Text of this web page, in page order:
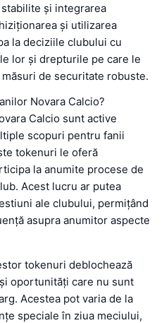
și integrarea
și utilizarea
la deciziile clubului cu
lor și drepturile pe care le
de securitate robuste.
Novara Calcio?
Calcio sunt active
scopuri pentru fanii
tokenuri le oferă
la anumite procese de
Acest lucru ar putea
ale clubului, permițând
asupra anumitor aspecte
tokenuri deblochează
oportunități care nu sunt
Acestea pot varia de la
speciale în ziua meciului,